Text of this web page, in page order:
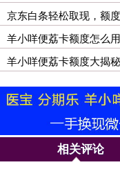
京东白条轻松取现，额
羊小咩便荔卡额度怎么
羊小咩便荔卡额度大揭
相关评论